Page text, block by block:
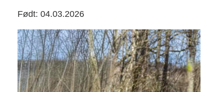
Født: 04.03.2026